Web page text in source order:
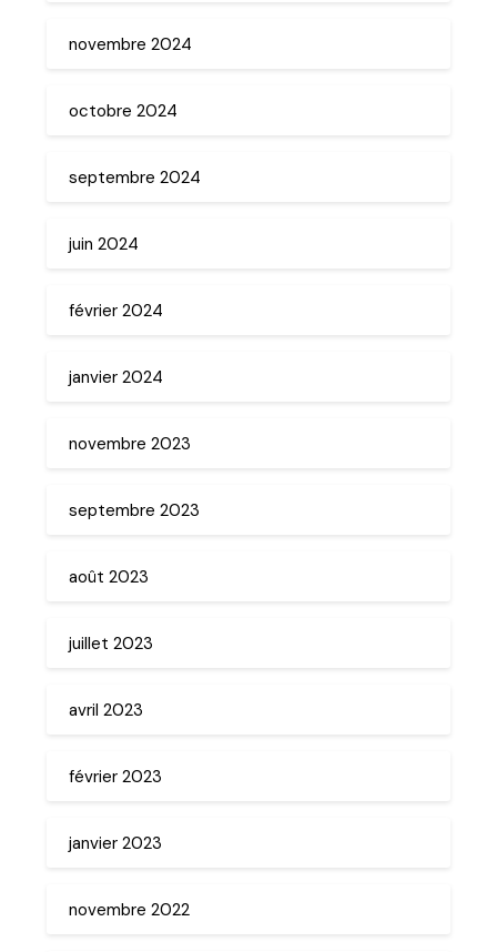
novembre 2024
octobre 2024
septembre 2024
juin 2024
février 2024
janvier 2024
novembre 2023
septembre 2023
août 2023
juillet 2023
avril 2023
février 2023
janvier 2023
novembre 2022